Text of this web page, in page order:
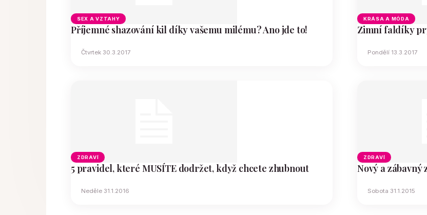
SEX A VZTAHY
Příjemné shazování kil díky vašemu milému? Ano jde to!
Čtvrtek 30.3.2017
KRÁSA A MÓDA
Zimní faldíky
Pondělí 13.3.2017
ZDRAVÍ
5 pravidel, které MUSÍTE dodržet, když chcete zhubnout
Neděle 31.1.2016
ZDRAVÍ
Nový a zábavný
Sobota 31.1.2015